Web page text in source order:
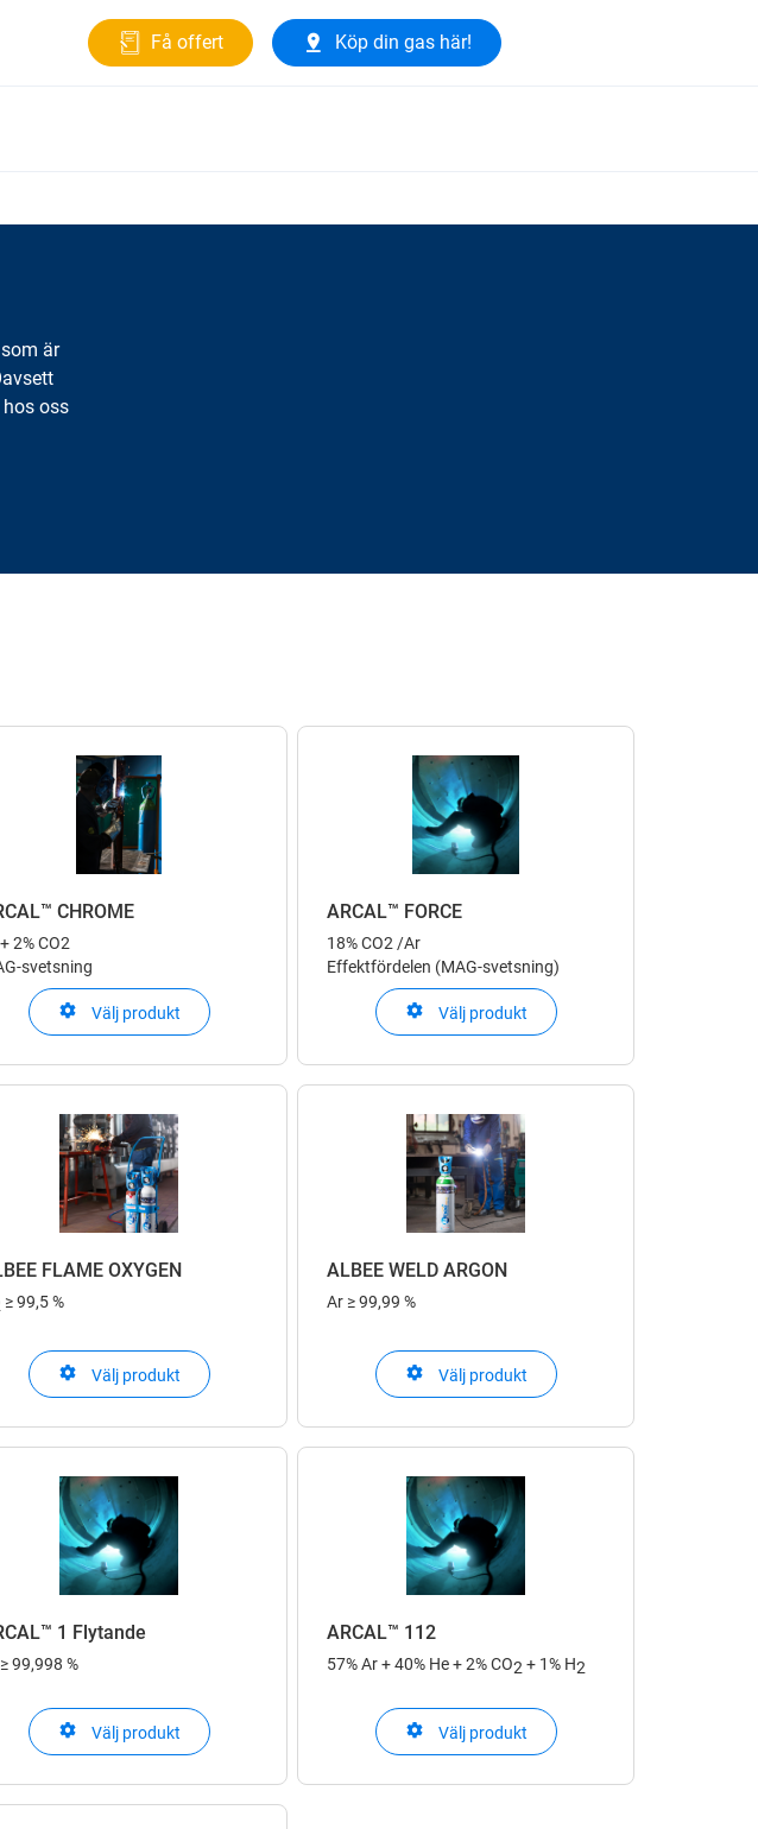
Få offert Köp din gas här!
är
oss
CHROME
2% CO2
svetsning
Välj produkt
ARCAL™ FORCE
18% CO2 /Ar
Effektfördelen (MAG-svetsning)
Välj produkt
FLAME OXYGEN
≥ 99,5 %
Välj produkt
ALBEE WELD ARGON
Ar ≥ 99,99 %
Välj produkt
1 Flytande
≥ 99,998 %
Välj produkt
ARCAL™ 112
57% Ar + 40% He + 2% CO2 + 1% H2
Välj produkt